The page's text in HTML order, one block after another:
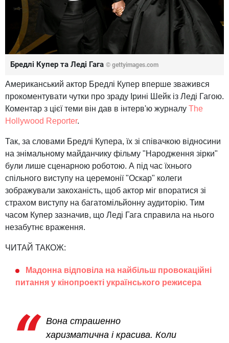
Бредлі Купер та Леді Гага © gettyimages.com
Американський актор Бредлі Купер вперше зважився
прокоментувати чутки про зраду Ірині Шейк із Леді Гагою.
Коментар з цієї теми він дав в інтерв'ю журналу The
Hollywood Reporter.
Так, за словами Бредлі Купера, їх зі співачкою відносини
на знімальному майданчику фільму "Народження зірки"
були лише сценарною роботою. А під час їхнього
спільного виступу на церемонії "Оскар" колеги
зображували закоханість, щоб актор міг впоратися зі
страхом виступу на багатомільйонну аудиторію. Тим
часом Купер зазначив, що Леді Гага справила на нього
незабутнє враження.
ЧИТАЙ ТАКОЖ:
Мадонна відповіла на найбільш провокаційні
питання у кінопроекті українського режисера
Вона страшенно
харизматична і красива. Коли